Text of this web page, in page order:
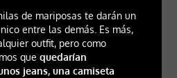
de mariposas te darán un
entre las demás. Es más,
outfit, pero como
que quedarían
jeans, una camiseta